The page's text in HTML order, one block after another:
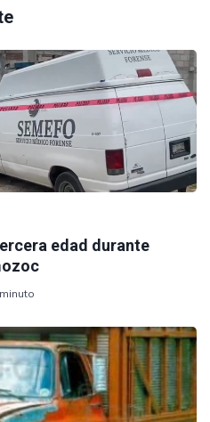
edad durante